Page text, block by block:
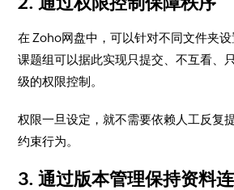
在 Zoho网盘中，可以针对不同文件夹设
课题组可以据此实现只提交、不互看、
级的权限控制。
权限一旦设定，就不需要依赖人工反复
约束行为。
3. 通过版本管理保持资料